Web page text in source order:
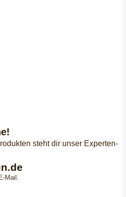
steht dir unser Experten-
Mail.